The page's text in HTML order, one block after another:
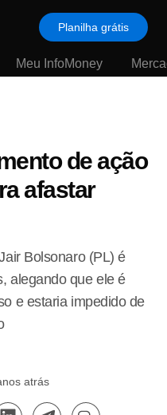
Planilha grátis
Meu InfoMoney
de ação
afastar
Bolsonaro (PL) é
alegando que ele é
e estaria impedido de
atrás